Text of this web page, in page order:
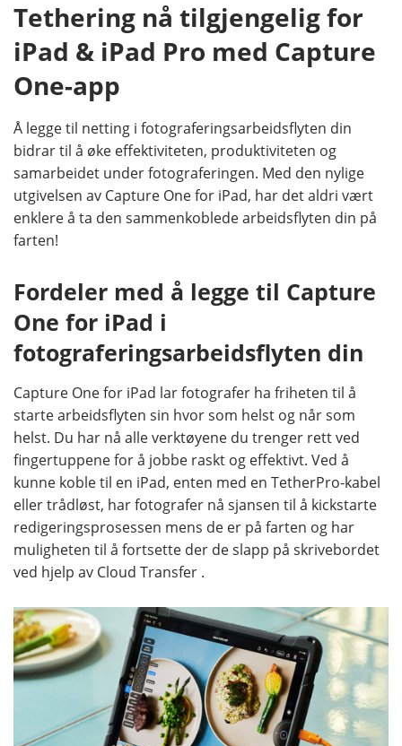
Tethering nå tilgjengelig for
iPad & iPad Pro med Capture
One-app
Å legge til netting i fotograferingsarbeidsflyten din
bidrar til å øke effektiviteten, produktiviteten og
samarbeidet under fotograferingen. Med den nylige
utgivelsen av Capture One for iPad, har det aldri vært
enklere å ta den sammenkoblede arbeidsflyten din på
farten!
Fordeler med å legge til Capture
One for iPad i
fotograferingsarbeidsflyten din
Capture One for iPad lar fotografer ha friheten til å
starte arbeidsflyten sin hvor som helst og når som
helst. Du har nå alle verktøyene du trenger rett ved
fingertuppene for å jobbe raskt og effektivt. Ved å
kunne koble til en iPad, enten med en TetherPro-kabel
eller trådløst, har fotografer nå sjansen til å kickstarte
redigeringsprosessen mens de er på farten og har
muligheten til å fortsette der de slapp på skrivebordet
ved hjelp av Cloud Transfer .